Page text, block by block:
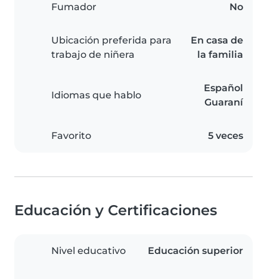
Fumador No
Ubicación preferida para
trabajo de niñera
En casa de
la familia
Idiomas que hablo
Español
Guaraní
Favorito 5 veces
Educación y Certificaciones
Nivel educativo Educación superior